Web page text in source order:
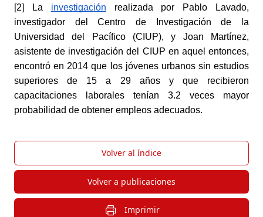
[2] La investigación realizada por Pablo Lavado,
investigador del Centro de Investigación de la
Universidad del Pacífico (CIUP), y Joan Martínez,
asistente de investigación del CIUP en aquel entonces,
encontró en 2014 que los jóvenes urbanos sin estudios
superiores de 15 a 29 años y que recibieron
capacitaciones laborales tenían 3.2 veces mayor
probabilidad de obtener empleos adecuados.
Volver al índice
Volver a publicaciones
Imprimir